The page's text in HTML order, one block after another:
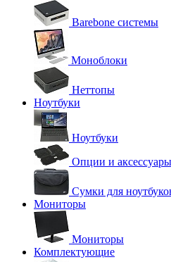
Barebone системы
Моноблоки
Неттопы
Ноутбуки
Ноутбуки
Опции и
Сумки для
Мониторы
Мониторы
Комплектующие